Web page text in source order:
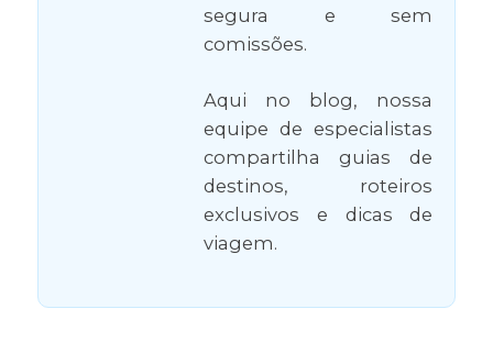
segura e sem
comissões.
Aqui no blog, nossa
equipe de especialistas
compartilha guias de
destinos, roteiros
exclusivos e dicas de
viagem.